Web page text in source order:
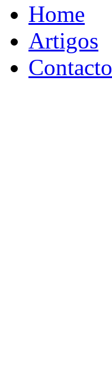
Home
Artigos
Contacto